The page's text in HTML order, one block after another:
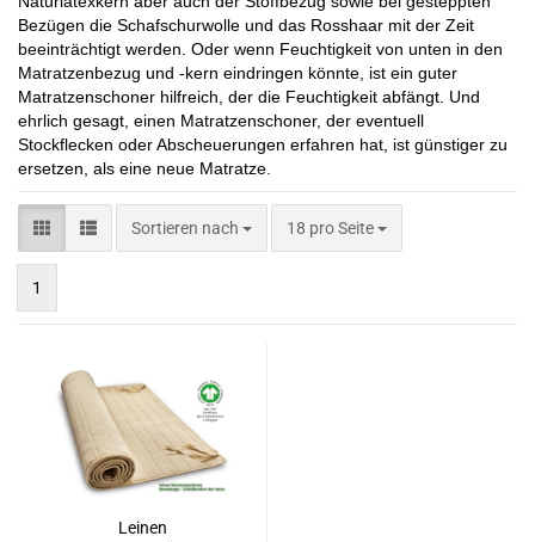
Bezügen die Schafschurwolle und das Rosshaar mit der Zeit
beeinträchtigt werden. Oder wenn Feuchtigkeit von unten in den
Matratzenbezug und -kern eindringen könnte, ist ein guter
Matratzenschoner hilfreich, der die Feuchtigkeit abfängt. Und
ehrlich gesagt, einen Matratzenschoner, der eventuell
Stockflecken oder Abscheuerungen erfahren hat, ist günstiger zu
ersetzen, als eine neue Matratze.
Sortieren nach
Sortieren nach 18 pro Seite
pro Seite
1
Leinen